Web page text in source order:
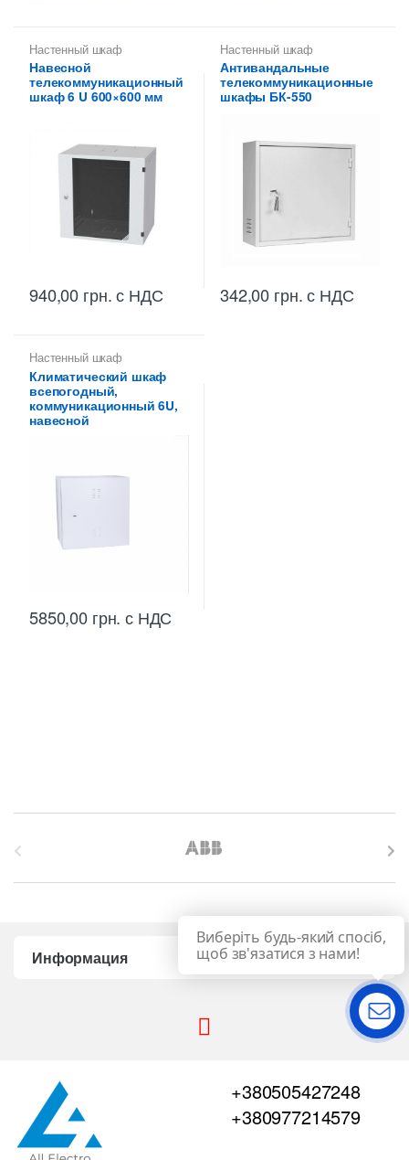
Настенный шкаф
Навесной
телекоммуникационный
шкаф 6 U 600×600 мм
940,00 грн.с НДС
Настенный шкаф
Антивандальные
телекоммуникационные
шкафы БК-550
342,00 грн.с НДС
Настенный шкаф
Климатический шкаф
всепогодный,
коммуникационный 6U,
навесной
5850,00 грн. с НДС
Информация
+380505427248
+380977214579
Связь
Виберіть будь-який спосіб,
щоб зв'язатися з нами!